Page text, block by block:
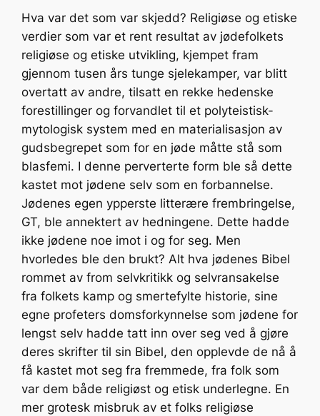
Hva var det som var skjedd? Religiøse og etiske
verdier som var et rent resultat av jødefolkets
religiøse og etiske utvikling, kjempet fram
gjennom tusen års tunge sjelekamper, var blitt
overtatt av andre, tilsatt en rekke hedenske
forestillinger og forvandlet til et polyteistisk-
mytologisk system med en materialisasjon av
gudsbegrepet som for en jøde måtte stå som
blasfemi. I denne perverterte form ble så dette
kastet mot jødene selv som en forbannelse.
Jødenes egen ypperste litterære frembringelse,
GT, ble annektert av hedningene. Dette hadde
ikke jødene noe imot i og for seg. Men
hvorledes ble den brukt? Alt hva jødenes Bibel
rommet av from selvkritikk og selvransakelse
fra folkets kamp og smertefylte historie, sine
egne profeters domsforkynnelse som jødene for
lengst selv hadde tatt inn over seg ved å gjøre
deres skrifter til sin Bibel, den opplevde de nå å
få kastet mot seg fra fremmede, fra folk som
var dem både religiøst og etisk underlegne. En
mer grotesk misbruk av et folks religiøse